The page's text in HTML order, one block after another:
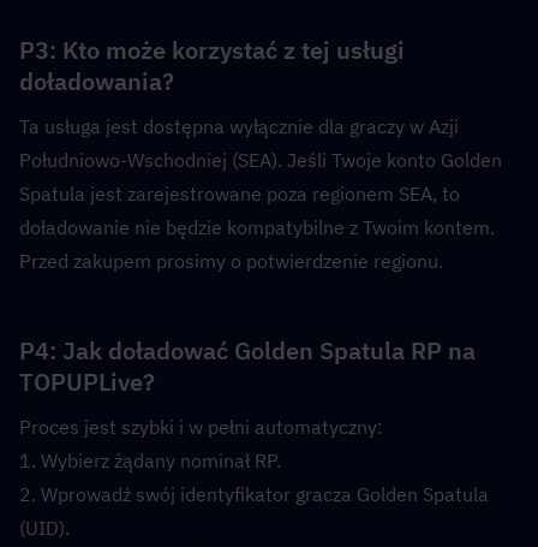
P3: Kto może korzystać z tej usługi
doładowania?
Ta usługa jest dostępna wyłącznie dla graczy w Azji
Południowo-Wschodniej (SEA). Jeśli Twoje konto Golden
Spatula jest zarejestrowane poza regionem SEA, to
doładowanie nie będzie kompatybilne z Twoim kontem.
Przed zakupem prosimy o potwierdzenie regionu.
P4: Jak doładować Golden Spatula RP na
TOPUPLive?
Proces jest szybki i w pełni automatyczny:
1. Wybierz żądany nominał RP.
2. Wprowadź swój identyfikator gracza Golden Spatula
(UID).